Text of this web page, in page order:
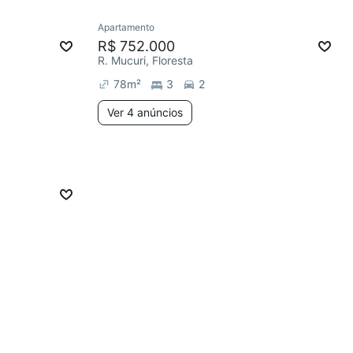
Apartamento
R$ 752.000
R. Mucuri, Floresta
78m² 3 2
Ver 4 anúncios